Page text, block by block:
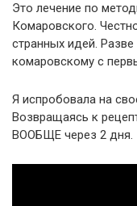
Это лечение по
Комаровского.
странных идей.
комаровскому с
Я испробовала на
Возвращаясь к
ВООБЩЕ через 2 дня.